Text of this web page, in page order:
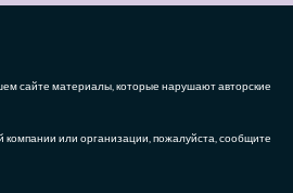
сайте материалы, которые нарушают авторские
или организации, пожалуйста, сообщите